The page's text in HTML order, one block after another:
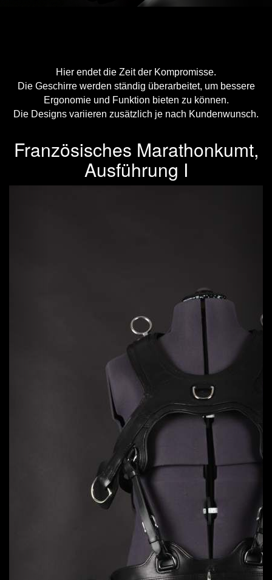
Hier endet die Zeit der Kompromisse.
Die Geschirre werden ständig überarbeitet, um bessere
Ergonomie und Funktion bieten zu können.
Die Designs variieren zusätzlich je nach Kundenwunsch.
Französisches Marathonkumt,
Ausführung I